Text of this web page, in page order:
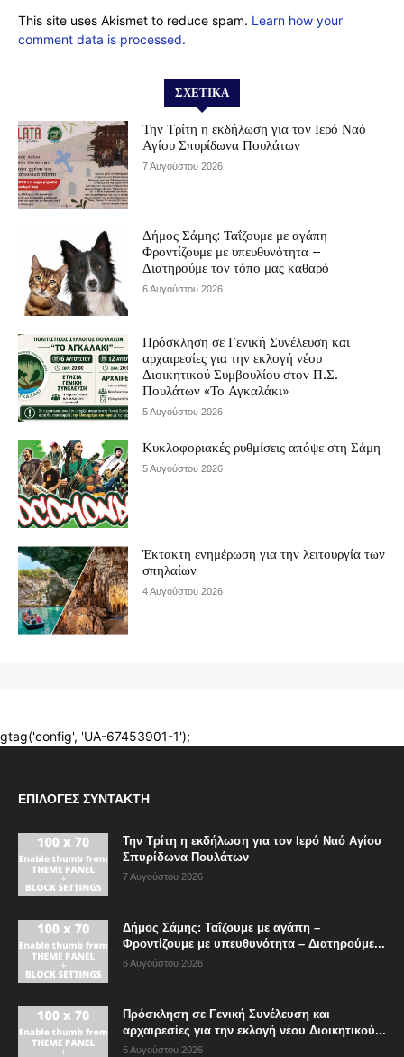
ΕΠΙΛΟΓΈΣ ΣΥΝΤΆΚΤΗ
Την Τρίτη η εκδήλωση για τον Ιερό Ναό Αγίου
Σπυρίδωνα Πουλάτων
7 Αυγούστου 2026
Δήμος Σάμης: Ταΐζουμε με αγάπη –
Φροντίζουμε με υπευθυνότητα – Διατηρούμε...
6 Αυγούστου 2026
Πρόσκληση σε Γενική Συνέλευση και
αρχαιρεσίες για την εκλογή νέου Διοικητικού...
5 Αυγούστου 2026